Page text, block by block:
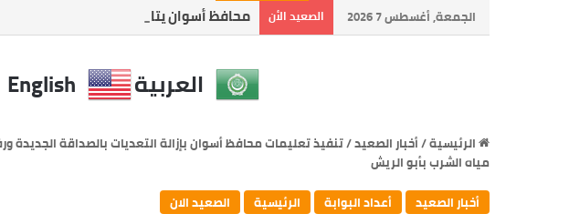
الجمعة, أغسطس 7 2026 الصعيد الأن محافظ أسوان يتابع تطوير الإنارة بنصر
العربية English
الرئيسية/أخبار الصعيد/تنفيذ تعليمات محافظ أسوان بإزالة التعديات بالصداقة
مياه الشرب بأبو الريش
أخبار الصعيد
أعداد البوابة الرئيسية الصعيد الان